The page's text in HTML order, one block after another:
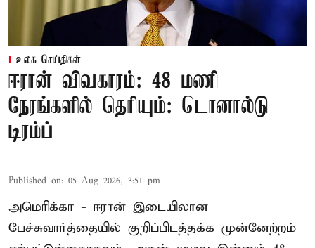
உலக செய்திகள்
ஈரான் விவகாரம்: 48 மணி
நேரங்களில் தெரியும்: டொனால்டு
டிரம்ப்
Published on: 05 Aug 2026, 3:51 pm
அமெரிக்கா - ஈரான் இடையிலான
பேச்சுவார்த்தையில் குறிப்பிடத்தக்க முன்னேற்றம்